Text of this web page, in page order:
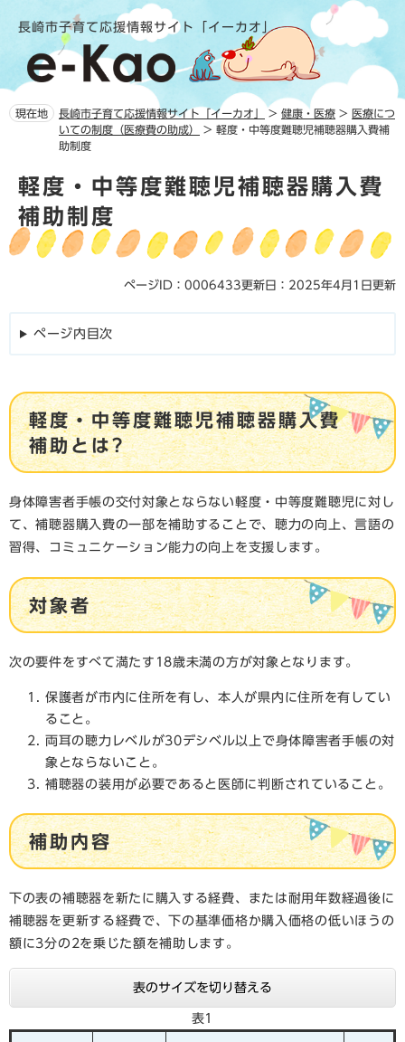
頭
で
飛
ば
長崎市子育て応援情報サイト「イーカオ」
現在地 長崎市子育て応援情報サイト「イーカオ」 > 健康・医療 > 医療につ
いての制度（医療費の助成）
> 軽度・中等度難聴児補聴器購入費補
助制度
文軽度・中等度難聴児補聴器購入費
補助制度
ページID：0006433更新日：2025年4月1日更新
ページ内目次
軽度・中等度難聴児補聴器購入費
補助とは?
身体障害者手帳の交付対象とならない軽度・中等度難聴児に対し
て、補聴器購入費の一部を補助することで、聴力の向上、言語の
習得、コミュニケーション能力の向上を支援します。
対象者
次の要件をすべて満たす18歳未満の方が対象となります。
保護者が市内に住所を有し、本人が県内に住所を有してい
ること。
両耳の聴力レベルが30デシベル以上で身体障害者手帳の対
象とならないこと。
補聴器の装用が必要であると医師に判断されていること。
補助内容
下の表の補聴器を新たに購入する経費、または耐用年数経過後に
補聴器を更新する経費で、下の基準価格か購入価格の低いほうの
額に3分の2を乗じた額を補助します。
表のサイズを切り替える
表1